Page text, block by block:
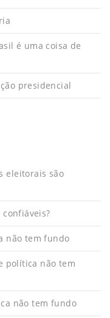
é uma coisa de
presidencial
eleitorais são
não tem fundo
política não tem
não tem fundo